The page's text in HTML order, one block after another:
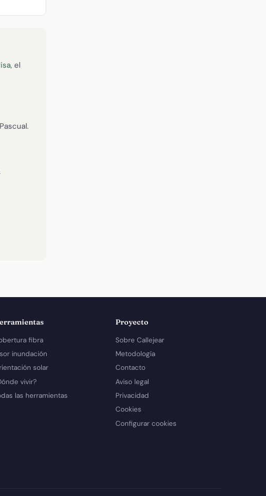
, el
fibra
inundación
solar
vivir?
las herramientas
Proyecto
Sobre Callejear
Metodología
Contacto
Aviso legal
Privacidad
Cookies
Configurar cookies